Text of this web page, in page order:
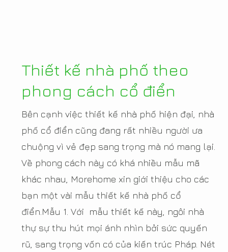
Thiết kế nhà phố theo
phong cách cổ điển
Bên cạnh việc thiết kế nhà phố hiện đại, nhà
phố cổ điển cũng đang rất nhiều người ưa
chuộng vì vẻ đẹp sang trọng mà nó mang lại.
Về phong cách này có khá nhiều mẫu mã
khác nhau, Morehome xin giới thiệu cho các
bạn một vài mẫu thiết kế nhà phố cổ
điển.Mẫu 1. Với mẫu thiết kế này, ngôi nhà
thự sự thu hút mọi ánh nhìn bởi sức quyến
rũ, sang trọng vốn có của kiến trúc Pháp. Nét